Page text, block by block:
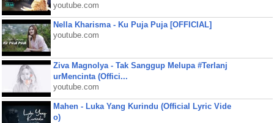
youtube.com
Nella Kharisma - Ku Puja Puja [OFFICIAL]
youtube.com
Ziva Magnolya - Tak Sanggup Melupa #Terlanj
urMencinta (Offici...
youtube.com
Mahen - Luka Yang Kurindu (Official Lyric Vide
o)